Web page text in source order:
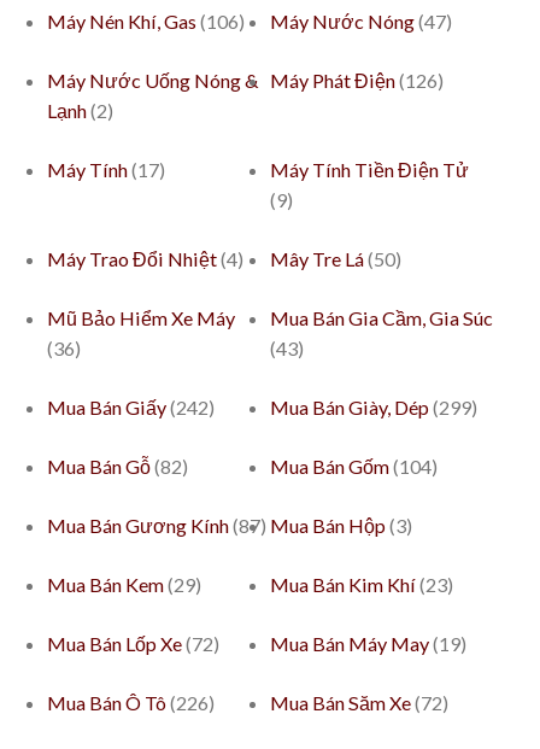
Máy Nén Khí, Gas(106) Máy Nước Nóng(47)
Máy Nước Uống Nóng &
Lạnh(2)
Máy Phát Điện(126)
Máy Tính(17)
Máy Tính Tiền Điện Tử
(9)
Máy Trao Đổi Nhiệt(4) Mây Tre Lá(50)
Mũ Bảo Hiểm Xe Máy
(36)
Mua Bán Gia Cầm, Gia Súc
(43)
Mua Bán Giấy(242) Mua Bán Giày, Dép (299)
Mua Bán Gỗ(82) Mua Bán Gốm(104)
Mua Bán Gương Kính(87) Mua Bán Hộp (3)
Mua Bán Kem(29) Mua Bán Kim Khí(23)
Mua Bán Lốp Xe(72) Mua Bán Máy May(19)
Mua Bán Ô Tô(226) Mua Bán Săm Xe(72)